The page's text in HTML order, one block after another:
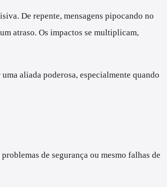
De repente, mensagens pipocando no
atraso. Os impactos se multiplicam,
aliada poderosa, especialmente quando
de segurança ou mesmo falhas de